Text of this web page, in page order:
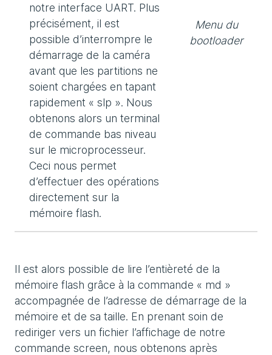
notre interface UART. Plus
précisément, il est
possible d’interrompre le
démarrage de la caméra
avant que les partitions ne
soient chargées en tapant
rapidement « slp ». Nous
obtenons alors un terminal
de commande bas niveau
sur le microprocesseur.
Ceci nous permet
d’effectuer des opérations
directement sur la
mémoire flash.
Menu du
bootloader
Il est alors possible de lire l’entièreté de la
mémoire flash grâce à la commande « md »
accompagnée de l’adresse de démarrage de la
mémoire et de sa taille. En prenant soin de
rediriger vers un fichier l’affichage de notre
commande screen, nous obtenons après